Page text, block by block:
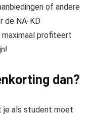
of andere
de NA-KD
profiteert
dan?
je als student moet